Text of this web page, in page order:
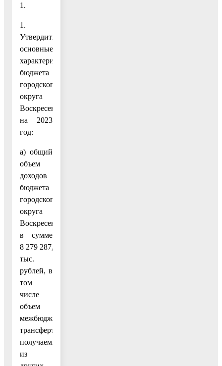
1.
1.
Утвердить
основные
характеристики
бюджета
городского
округа
Воскресенск
на 2023
год:
а) общий
объем
доходов
бюджета
городского
округа
Воскресенск
в сумме
8 279 287,6
тыс.
рублей, в
том
числе
объем
межбюджетных
трансфертов,
получаемых
из